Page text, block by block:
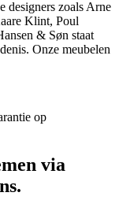
designers zoals Arne
Klint, Poul
& Søn staat
Onze meubelen
op
via